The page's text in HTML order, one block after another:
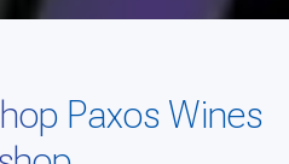
Paxos Wines